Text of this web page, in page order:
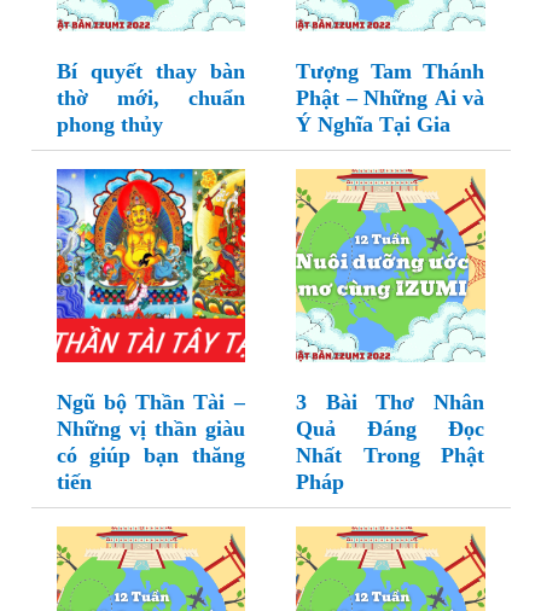
Bí quyết thay bàn
thờ mới, chuẩn
phong thủy
Tượng Tam Thánh
Phật – Những Ai và
Ý Nghĩa Tại Gia
Ngũ bộ Thần Tài –
Những vị thần giàu
có giúp bạn thăng
tiến
3 Bài Thơ Nhân
Quả Đáng Đọc
Nhất Trong Phật
Pháp